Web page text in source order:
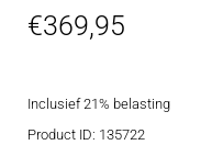
€369,95
Inclusief 21% belasting
Product ID: 135722